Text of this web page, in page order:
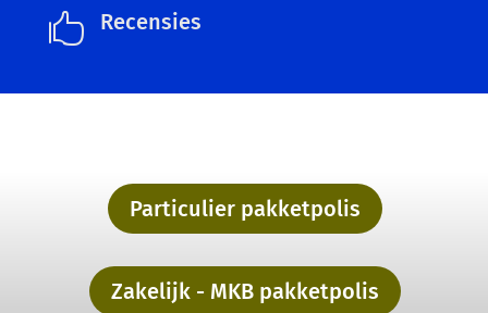
 Recensies
Particulier pakketpolis
Zakelijk - MKB pakketpolis